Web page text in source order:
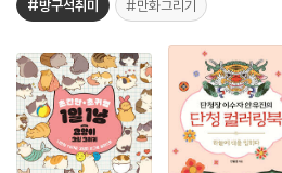
#방구석취미 #만화그리기